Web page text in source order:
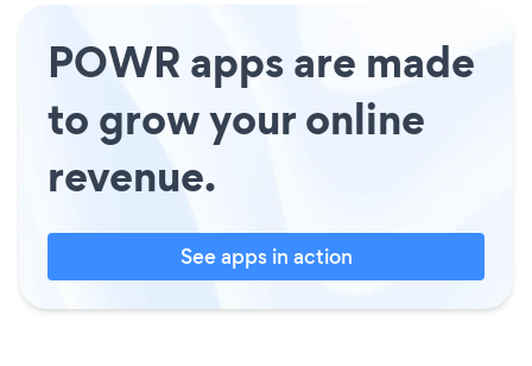
POWR apps are made
to grow your online
revenue.
See apps in action